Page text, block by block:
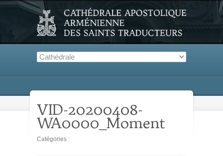
VID-20200408-
WA0000_Moment
Catégories :